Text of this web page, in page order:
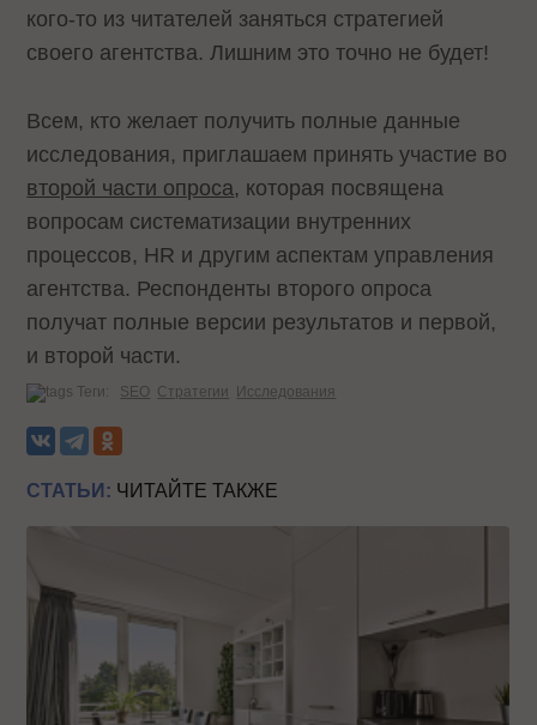
кого-то из читателей заняться стратегией
своего агентства. Лишним это точно не будет!
Всем, кто желает получить полные данные
исследования, приглашаем принять участие во
второй части опроса, которая посвящена
вопросам систематизации внутренних
процессов, HR и другим аспектам управления
агентства. Респонденты второго опроса
получат полные версии результатов и первой,
и второй части.
Теги: SEO Стратегии Исследования
СТАТЬИ: ЧИТАЙТЕ ТАКЖЕ